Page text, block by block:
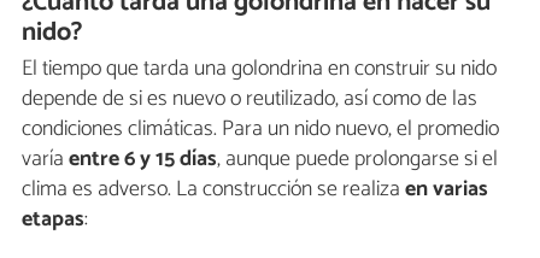
nido?
El tiempo que tarda una golondrina en construir su nido
depende de si es nuevo o reutilizado, así como de las
condiciones climáticas. Para un nido nuevo, el promedio
varíaentre 6 y 15 días, aunque puede prolongarse si el
clima es adverso. La construcción se realizaen varias
etapas: